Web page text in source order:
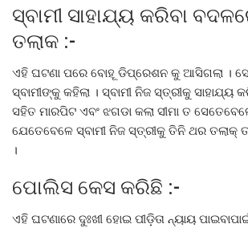
ସ୍ବାମୀ ସାହାଯ୍ୟ କରିବା
ତଲାକ :-
ଏହି ଘଟଣା ପରେ ବୋହୂ ଡିପ୍ରେଶନ କୁ ଆସିଗଲା ।
ସ୍ବାମୀଙ୍କୁ କହିଲା । ସ୍ବାମୀ ନିଜ ସ୍ତ୍ରୀକୁ ସାହାଯ୍ୟ
ସହିତ ମାରପିଟ ଏବଂ ଝଗଡା କଲା ସୀମା ତ
ଯେତେବେଳେ ସ୍ବାମୀ ନିଜ ସ୍ତ୍ରୀକୁ ତିନି ଥର ତଲାକ୍
।
ପୋଲିସ କେସ କରିଛି :-
ଏହି ଘଟଣାରେ ଦୁଃଖୀ ହୋଇ ପୀଡ଼ିତା ନ୍ୟାୟ